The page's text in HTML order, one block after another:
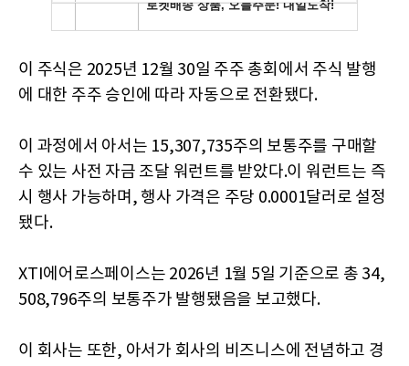
이 주식은 2025년 12월 30일 주주 총회에서 주식 발행
에 대한 주주 승인에 따라 자동으로 전환됐다.
이 과정에서 아서는 15,307,735주의 보통주를 구매할
수 있는 사전 자금 조달 워런트를 받았다.이 워런트는 즉
시 행사 가능하며, 행사 가격은 주당 0.0001달러로 설정
됐다.
XTI에어로스페이스는 2026년 1월 5일 기준으로 총 34,
508,796주의 보통주가 발행됐음을 보고했다.
이 회사는 또한, 아서가 회사의 비즈니스에 전념하고 경